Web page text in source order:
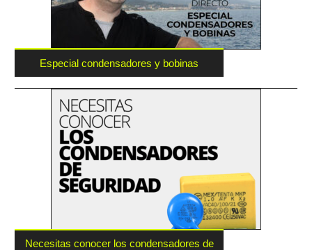
Especial condensadores y bobinas
Necesitas conocer los condensadores de